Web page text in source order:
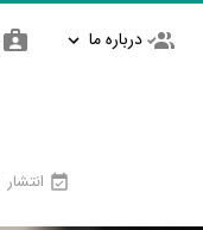
درباره ما
انتشار